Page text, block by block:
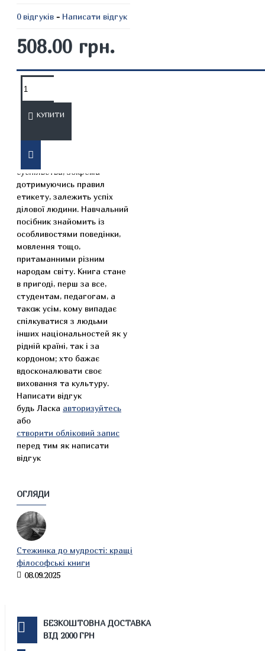
0 відгуків - Написати відгук
508.00 грн.
КУПИТИ
ОПИС
іншими членами
суспільства, зокрема
дотримуючись правил
етикету, залежить успіх
ділової людини. Навчальний
посібник знайомить із
особливостями поведінки,
мовлення тощо,
притаманними різним
народам світу. Книга стане
в пригоді, перш за все,
студентам, педагогам, а
також усім, кому випадає
спілкуватися з людьми
інших національностей як у
рідній країні, так і за
кордоном; хто бажає
вдосконалювати своє
виховання та культуру.
Написати відгук
будь Ласка авторизуйтесь
або
створити обліковий запис
перед тим як написати
відгук
ОГЛЯДИ
Стежинка до мудрості: кращі
філософські книги
08.09.2025
БЕЗКОШТОВНА ДОСТАВКА
ВІД 2000 ГРН